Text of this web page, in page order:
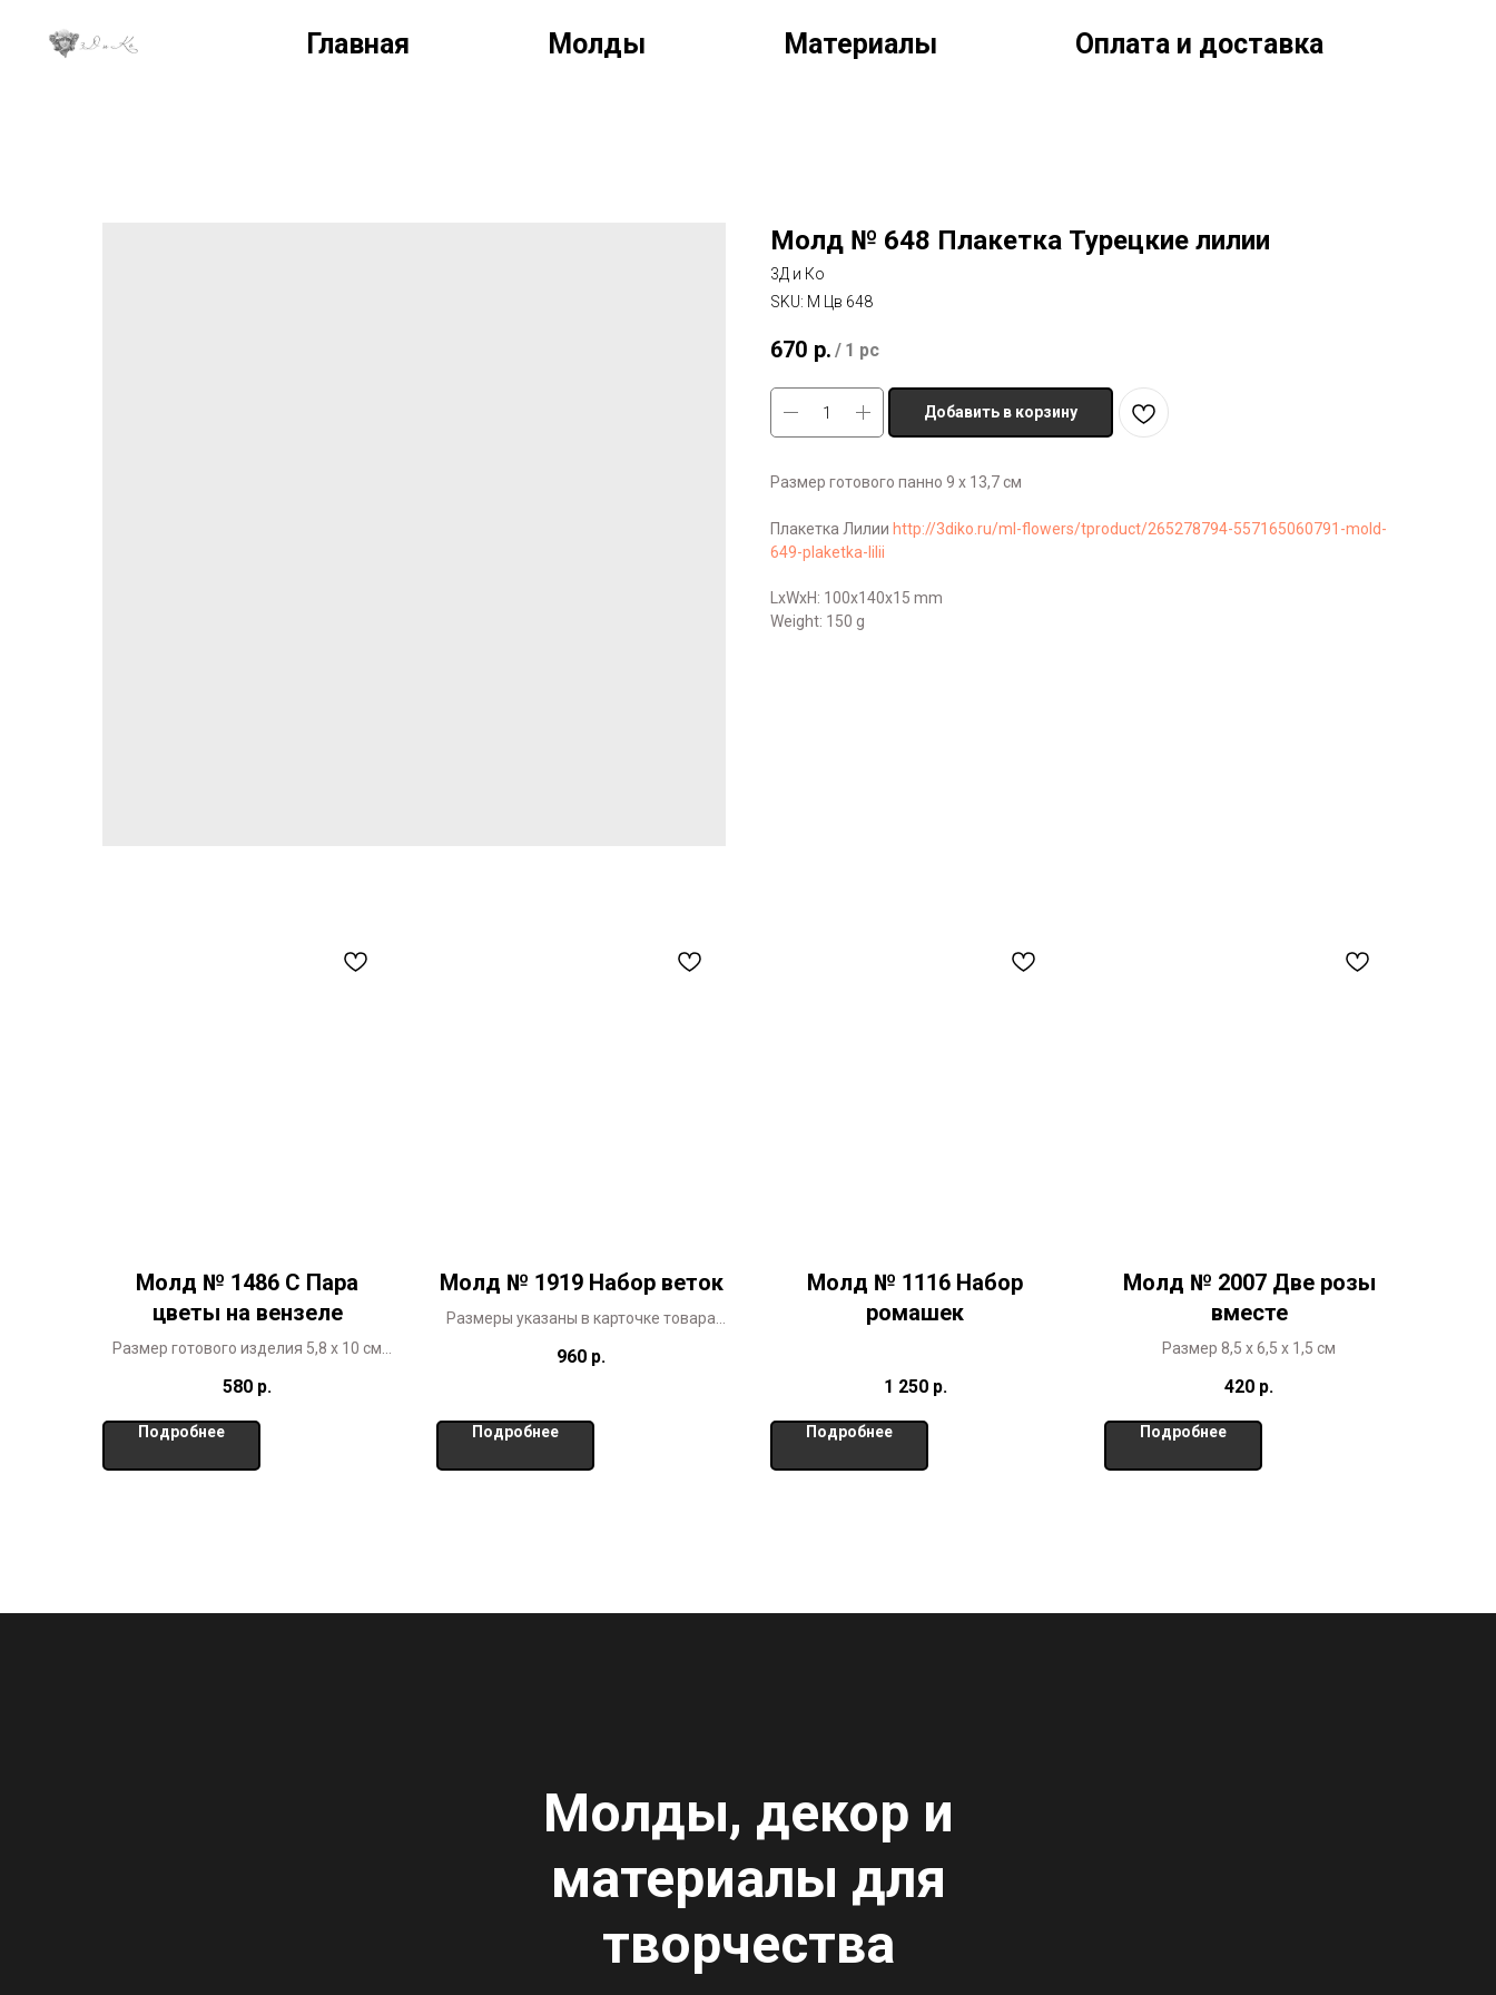
Главная Молды Материалы Оплата и доставка
Молд № 648 Плакетка Турецкие лилии
3Д и Ко
SKU: М Цв 648
670 р. / 1 pc
Добавить в корзину
Размер готового панно 9 х 13,7 см
Плакетка Лилии http://3diko.ru/ml-flowers/tproduct/265278794-557165060791-mold-
649-plaketka-lilii
LxWxH: 100x140x15 mm
Weight: 150 g
Молд № 1486 С Пара
цветы на вензеле
Размер готового изделия 5,8 х 10 см
Копирование в коммерческих целях
запрещено ©
580 р.
Подробнее
Молд № 1919 Набор веток
Размеры указаны в карточке товара
960 р.
Подробнее
Молд № 1116 Набор
ромашек
1 250 р.
Подробнее
Молд № 2007 Две розы
вместе
Размер 8,5 х 6,5 х 1,5 см
420 р.
Подробнее
Молды, декор и
материалы для
творчества